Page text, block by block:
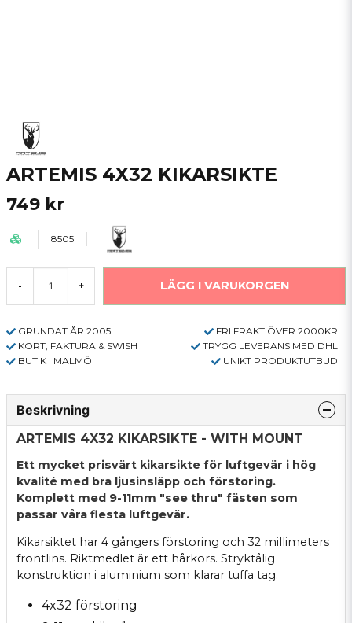
ARTEMIS 4X32 KIKARSIKTE
749 kr
8505
- + LÄGG I VARUKORGEN
GRUNDAT ÅR 2005
FRI FRAKT ÖVER 2000KR
KORT, FAKTURA & SWISH
TRYGG LEVERANS MED DHL
BUTIK I MALMÖ
UNIKT PRODUKTUTBUD
Beskrivning
ARTEMIS 4X32 KIKARSIKTE - WITH MOUNT
Ett mycket prisvärt kikarsikte för luftgevär i hög
kvalité med bra ljusinsläpp och förstoring.
Komplett med 9-11mm "see thru" fästen som
passar våra flesta luftgevär.
Kikarsiktet har 4 gångers förstoring och 32 millimeters
frontlins. Riktmedlet är ett hårkors. Stryktålig
konstruktion i aluminium som klarar tuffa tag.
4x32 förstoring